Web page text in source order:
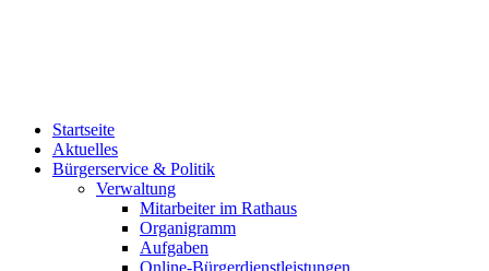
Startseite
Aktuelles
Bürgerservice & Politik
Verwaltung
Mitarbeiter im Rathaus
Organigramm
Aufgaben
Online-Bürgerdienstleistungen